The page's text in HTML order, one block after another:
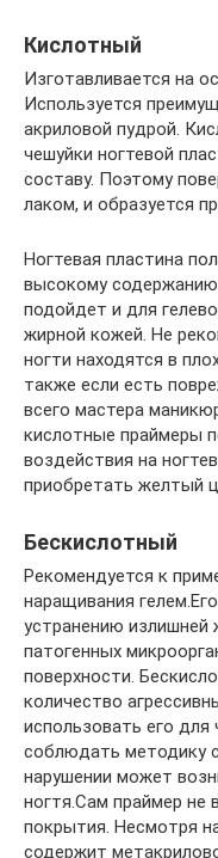
Кислотный
Изготавливается на
Используется
акриловой пудрой.
чешуйки ногтевой
составу. Поэтому
лаком, и образуется
Ногтевая пластина
высокому
подойдет и для
жирной кожей. Не
ногти находятся в
также если есть
всего мастера
кислотные праймеры
воздействия на
приобретать желтый
Бескислотный
Рекомендуется к
наращивания
устранению излишней
патогенных
поверхности.
количество
использовать его
соблюдать методику
нарушении может
ногтя.Сам праймер не
покрытия. Несмотря
содержит